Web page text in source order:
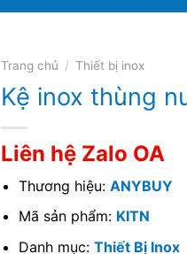
Trang chủ / Thiết bị inox
Kệ inox thùng
Liên hệ Zalo OA
Thương hiệu:ANYBUY
Mã sản phẩm: KITN
Danh mục:Thiết Bị Inox